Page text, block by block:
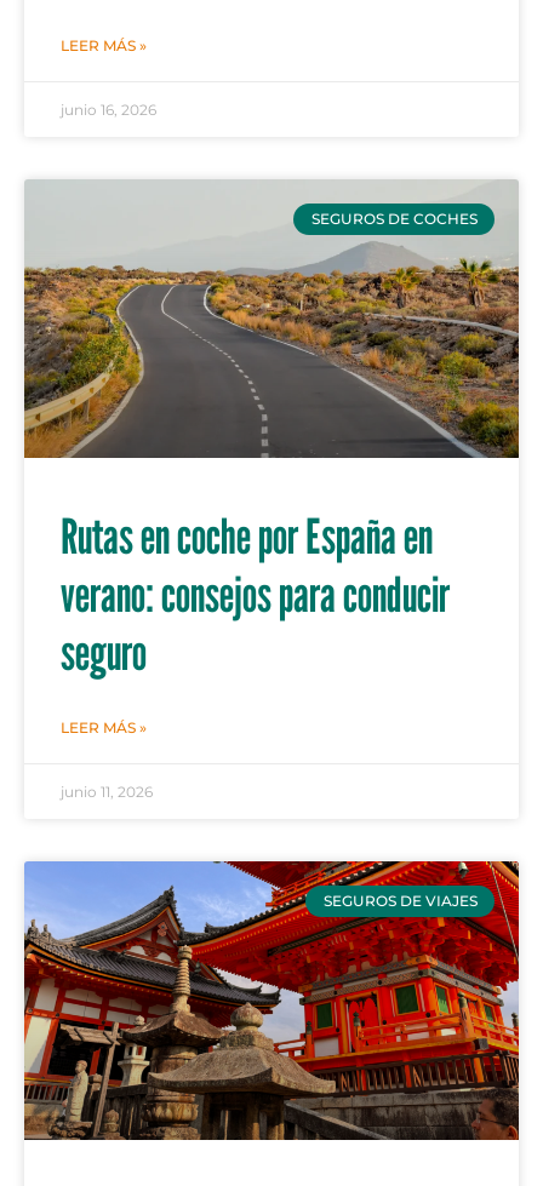
LEER MÁS »
junio 16, 2026
SEGUROS DE COCHES
Rutas en coche por España en
verano: consejos para conducir
seguro
LEER MÁS »
junio 11, 2026
SEGUROS DE VIAJES